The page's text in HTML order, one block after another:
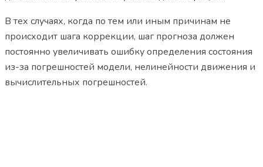
В тех случаях, когда по тем или иным причинам не
происходит шага коррекции, шаг прогноза должен
постоянно увеличивать ошибку определения состояния
из-за погрешностей модели, нелинейности движения и
вычислительных погрешностей.